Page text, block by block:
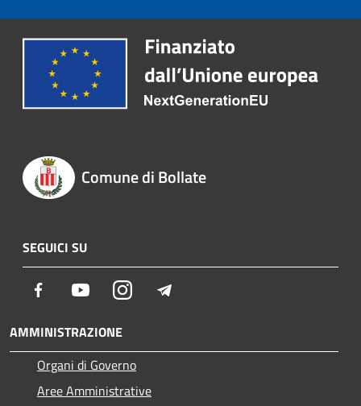
Comune di Bollate
SEGUICI SU
Facebook YoutubeInstagram
AMMINISTRAZIONE
Organi di Governo
Aree Amministrative